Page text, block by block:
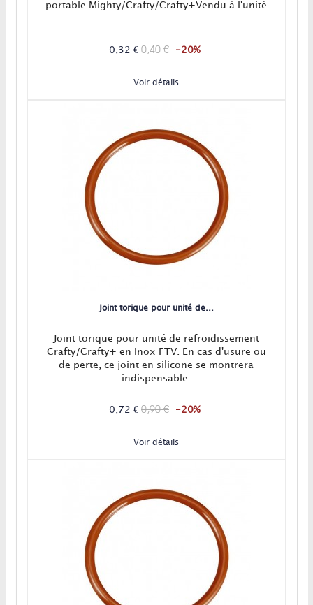
portable Mighty/Crafty/Crafty+Vendu à l'unité
0,32 € 0,40 € -20%
Voir détails
Joint torique pour unité de...
Joint torique pour unité de refroidissement
Crafty/Crafty+ en Inox FTV. En cas d'usure ou
de perte, ce joint en silicone se montrera
indispensable.
0,72 € 0,90 € -20%
Voir détails